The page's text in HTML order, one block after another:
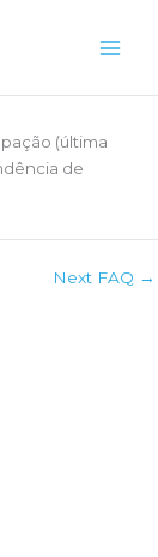
(última
de
Next FAQ →